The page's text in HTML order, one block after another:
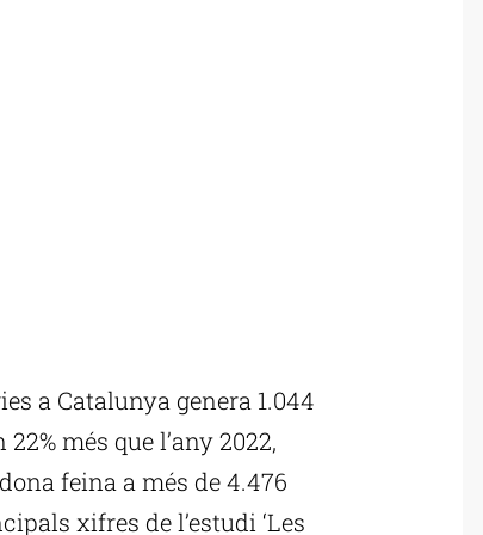
a Catalunya genera 1.044
més que l’any 2022,
feina a més de 4.476
xifres de l’estudi ‘Les